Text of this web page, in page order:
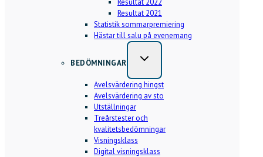
Resultat 2021
Statistik sommarpremiering
Hästar till salu på evenemang
BEDÖMNINGAR
Avelsvärdering hingst
Avelsvärdering av sto
Utställningar
Treårstester och
kvalitetsbedömningar
Visningsklass
Digital visningsklass